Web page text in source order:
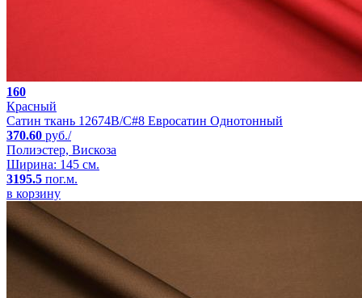
160
Красный
Сатин ткань 12674B/C#8 Евросатин Однотонный
370.60 руб./
Полиэстер, Вискоза
Ширина: 145 см.
3195.5 пог.м.
в корзину